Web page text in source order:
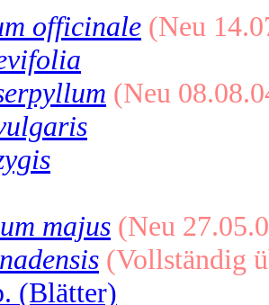
officinale (Neu
(Neu
majus (Neu
(Vollständig
(Blätter)